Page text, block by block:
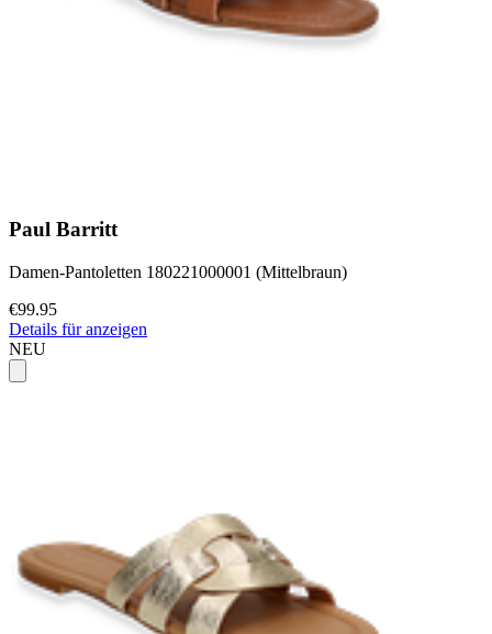
Paul Barritt
Damen-Pantoletten 180221000001 (Mittelbraun)
€99.95
Details für anzeigen
NEU